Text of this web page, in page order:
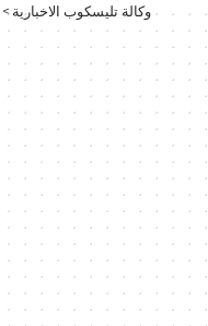
وكالة تليسكوب الاخبارية>